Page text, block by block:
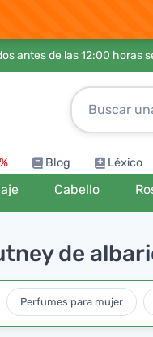
antes de las 12:00 horas
Blog Léxico
Cabello
de
Perfumes para mujer